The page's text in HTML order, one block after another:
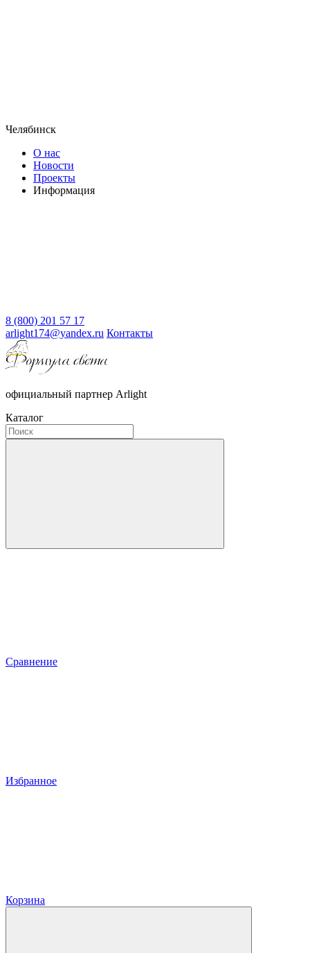
Челябинск
О нас
Новости
Проекты
Информация
8 (800) 201 57 17
arlight174@yandex.ru Контакты
официальный партнер Arlight
Каталог
Сравнение
Избранное
Корзина